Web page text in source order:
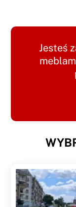
Jesteś